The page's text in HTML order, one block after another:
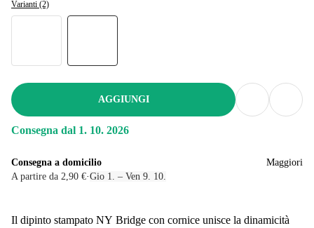
Varianti (2)
AGGIUNGI
Consegna dal 1. 10. 2026
Consegna a domicilio
A partire da 2,90 €·Gio 1. – Ven 9. 10.
Maggiori
Il dipinto stampato NY Bridge con cornice unisce la dinamicità